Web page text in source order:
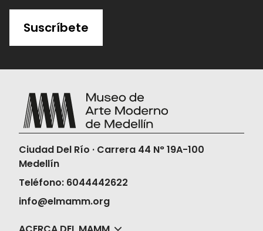
Suscríbete
Ciudad Del Río · Carrera 44 N° 19A-100
Medellín
Teléfono: 6044442622
info@elmamm.org